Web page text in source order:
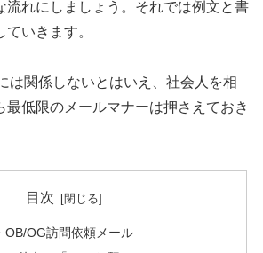
流れにしましょう。それでは例文と書
いきます。
は関係しないとはいえ、社会人を相
最低限のメールマナーは押さえておき
目次
OB/OG訪問依頼メール